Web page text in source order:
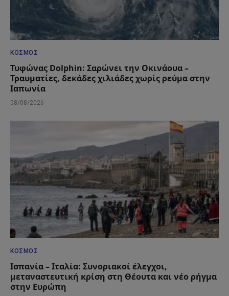
ΚΌΣΜΟΣ
Τυφώνας Dolphin: Σαρώνει την Οκινάουα –
Τραυματίες, δεκάδες χιλιάδες χωρίς ρεύμα στην
Ιαπωνία
08/08/2026
ΚΌΣΜΟΣ
Ισπανία – Ιταλία: Συνοριακοί έλεγχοι,
μεταναστευτική κρίση στη Θέουτα και νέο ρήγμα
στην Ευρώπη